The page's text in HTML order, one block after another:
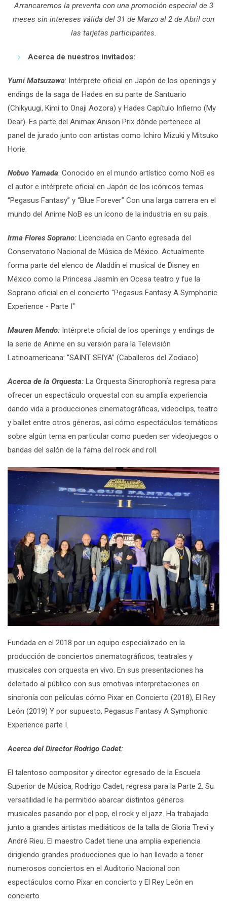
Arrancaremos la preventa con una promoción especial de 3
meses sin intereses válida del 31 de Marzo al 2 de Abril con
las tarjetas participantes.
Acerca de nuestros invitados:
Yumi Matsuzawa: Intérprete oficial en Japón de los openings y
endings de la saga de Hades en su parte de Santuario
(Chikyuugi, Kimi to Onaji Aozora) y Hades Capítulo Infierno (My
Dear). Es parte del Animax Anison Prix dónde pertenece al
panel de jurado junto con artistas como Ichiro Mizuki y Mitsuko
Horie.
Nobuo Yamada: Conocido en el mundo artístico como NoB es
el autor e intérprete oficial en Japón de los icónicos temas
“Pegasus Fantasy” y “Blue Forever” Con una larga carrera en el
mundo del Anime NoB es un ícono de la industria en su país.
Irma Flores Soprano: Licenciada en Canto egresada del
Conservatorio Nacional de Música de México. Actualmente
forma parte del elenco de Aladdín el musical de Disney en
México como la Princesa Jasmín en Ocesa teatro y fue la
Soprano oficial en el concierto "Pegasus Fantasy A Symphonic
Experience - Parte I"
Mauren Mendo: Intérprete oficial de los openings y endings de
la serie de Anime en su versión para la Televisión
Latinoamericana: “SAINT SEIYA” (Caballeros del Zodiaco)
Acerca de la Orquesta: La Orquesta Sincrophonía regresa para
ofrecer un espectáculo orquestal con su amplia experiencia
dando vida a producciones cinematográficas, videoclips, teatro
y ballet entre otros géneros, así cómo espectáculos temáticos
sobre algún tema en particular como pueden ser videojuegos o
bandas del salón de la fama del rock and roll.
Fundada en el 2018 por un equipo especializado en la
producción de conciertos cinematográficos, teatrales y
musicales con orquesta en vivo. En sus presentaciones ha
deleitado al público con sus emotivas interpretaciones en
sincronía con películas cómo Pixar en Concierto (2018), El Rey
León (2019) Y por supuesto, Pegasus Fantasy A Symphonic
Experience parte I.
Acerca del Director Rodrigo Cadet:
El talentoso compositor y director egresado de la Escuela
Superior de Música, Rodrigo Cadet, regresa para la Parte 2. Su
versatilidad le ha permitido abarcar distintos géneros
musicales pasando por el pop, el rock y el jazz. Ha trabajado
junto a grandes artistas mediáticos de la talla de Gloria Trevi y
André Rieu. El maestro Cadet tiene una amplia experiencia
dirigiendo grandes producciones que lo han llevado a tener
numerosos conciertos en el Auditorio Nacional con
espectáculos como Pixar en concierto y El Rey León en
concierto.